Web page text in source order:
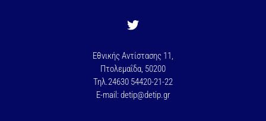
Εθνικής Αντίστασης 11,
Πτολεμαΐδα, 50200
Τηλ.24630 54420-21-22
E-mail: detip@detip.gr